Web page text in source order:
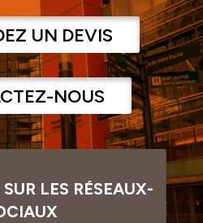
UN DEVIS
NOUS
LES RÉSEAUX-